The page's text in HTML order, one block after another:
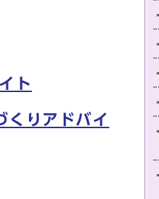
ト
くりアドバイ